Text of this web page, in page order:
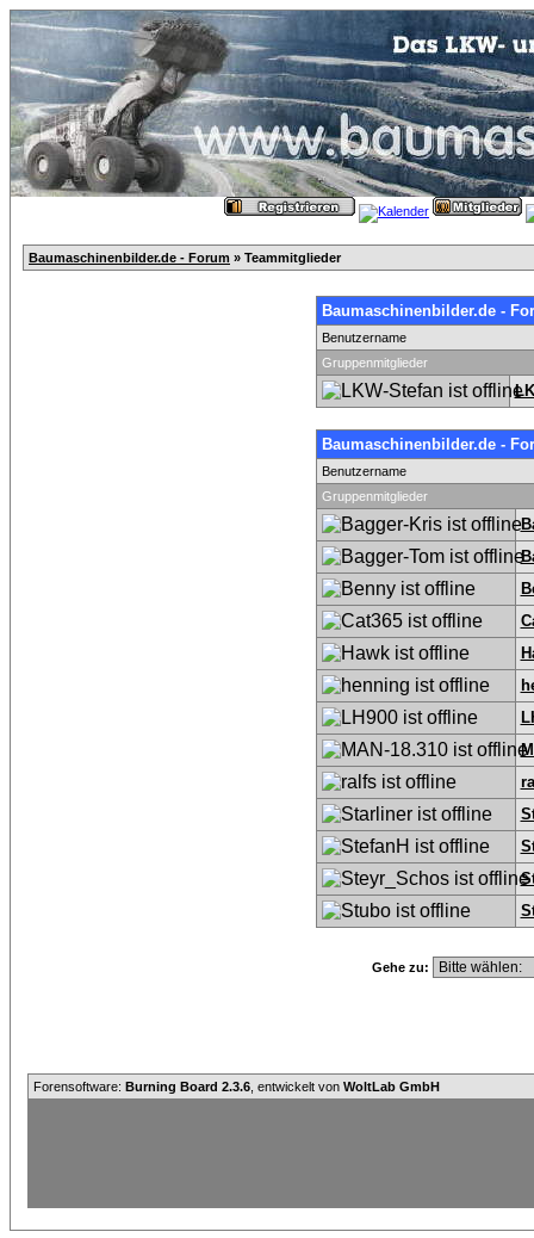
Baumaschinenbilder.de - Forum » Teammitglieder
Baumaschinenbilder.de -
Benutzername
Gruppenmitglieder
Baumaschinenbilder.de -
Benutzername
Gruppenmitglieder
Gehe zu:
Forensoftware: Burning Board 2.3.6 , entwickelt von WoltLab GmbH